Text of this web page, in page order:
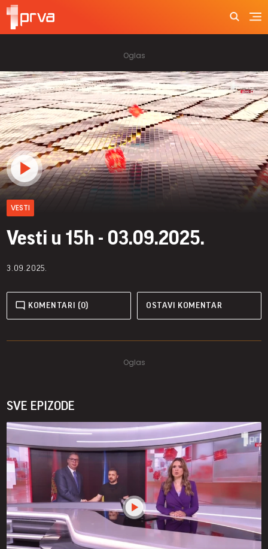
VESTI
Vesti u 15h - 03.09.2025.
3.09.2025.
KOMENTARI (0) OSTAVI KOMENTAR
SVE EPIZODE